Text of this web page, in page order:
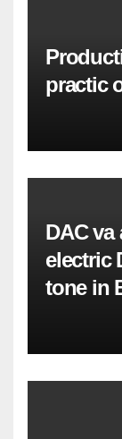
practic
DAC
electric
tone in